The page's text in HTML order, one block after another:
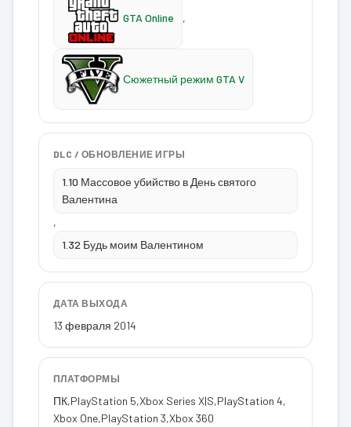
GTA Online ,
Сюжетный режим GTA V
DLC / ОБНОВЛЕНИЕ ИГРЫ
1.10 Массовое убийство в День святого
Валентина
,
1.32 Будь моим Валентином
ДАТА ВЫХОДА
13 февраля 2014
ПЛАТФОРМЫ
ПК,PlayStation 5,Xbox Series X|S,PlayStation 4,
Xbox One,PlayStation 3,Xbox 360